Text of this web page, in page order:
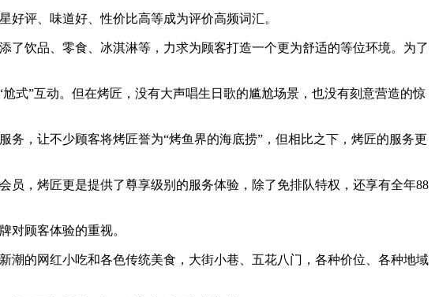
评、味道好、性价比高等成为评价高频词汇。
饮品、零食、冰淇淋等，力求为顾客打造一个更为舒适的等位环境。为了
”互动。但在烤匠，没有大声唱生日歌的尴尬场景，也没有刻意营造的惊
，让不少顾客将烤匠誉为“烤鱼界的海底捞”，但相比之下，烤匠的服务更
，烤匠更是提供了尊享级别的服务体验，除了免排队特权，还享有全年88
顾客体验的重视。
的网红小吃和各色传统美食，大街小巷、五花八门，各种价位、各种地域